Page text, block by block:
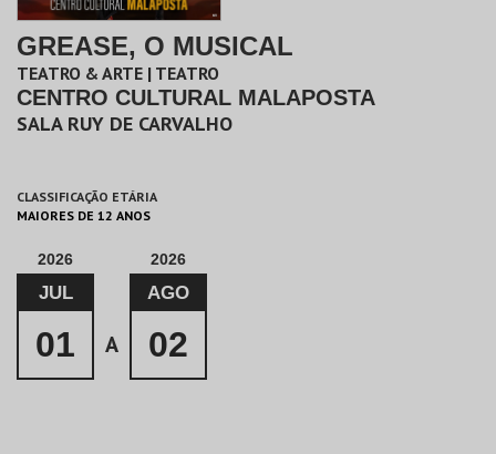
GREASE, O MUSICAL
TEATRO & ARTE | TEATRO
CENTRO CULTURAL MALAPOSTA
SALA RUY DE CARVALHO
CLASSIFICAÇÃO ETÁRIA
MAIORES DE 12 ANOS
2026
JUL
01 A
2026
AGO
02